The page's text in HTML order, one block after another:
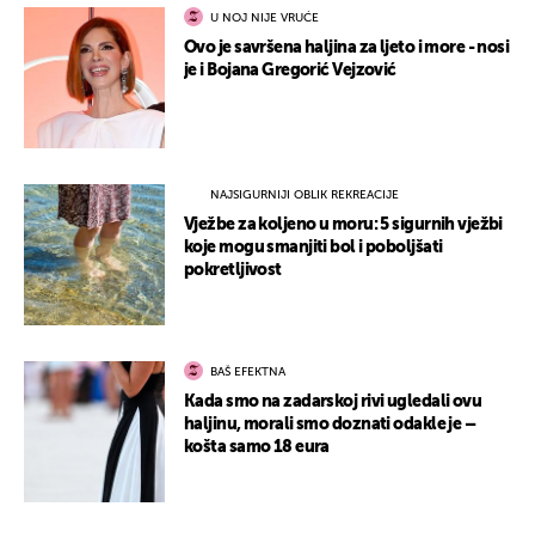
U NOJ NIJE VRUĆE
Ovo je savršena haljina za ljeto i more - nosi
je i Bojana Gregorić Vejzović
NAJSIGURNIJI OBLIK REKREACIJE
Vježbe za koljeno u moru: 5 sigurnih vježbi
koje mogu smanjiti bol i poboljšati
pokretljivost
BAŠ EFEKTNA
Kada smo na zadarskoj rivi ugledali ovu
haljinu, morali smo doznati odakle je –
košta samo 18 eura